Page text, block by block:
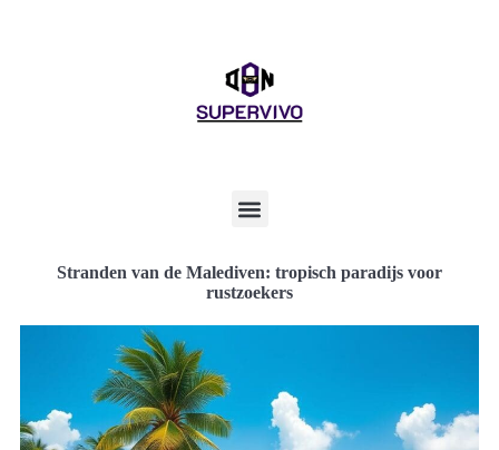
Stranden van de Malediven: tropisch paradijs voor
rustzoekers